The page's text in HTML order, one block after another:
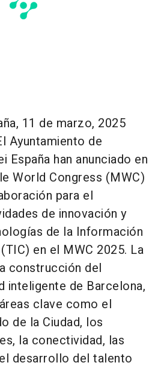
, 11 de marzo, 2025
Ayuntamiento de
España han anunciado en
World Congress (MWC)
para el
de innovación y
de la Información
en el MWC 2025. La
construcción del
inteligente de Barcelona,
clave como el
de la Ciudad, los
la conectividad, las
desarrollo del talento